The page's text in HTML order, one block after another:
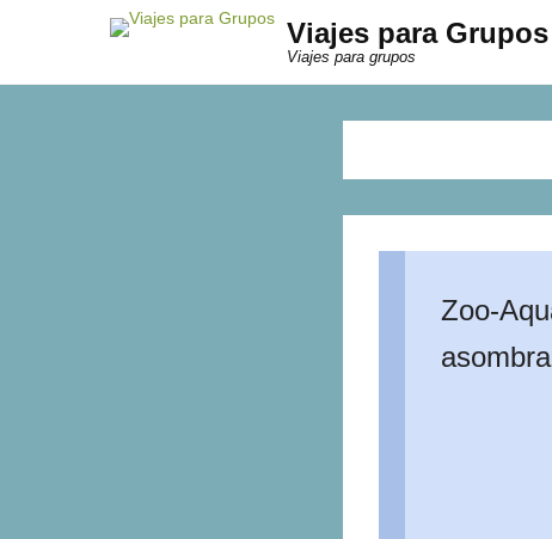
Viajes para Grupos
Viajes para grupos
Zoo-